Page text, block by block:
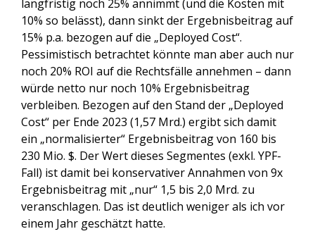
langfristig noch 25% annimmt (und die Kosten mit
10% so belässt), dann sinkt der Ergebnisbeitrag auf
15% p.a. bezogen auf die „Deployed Cost“.
Pessimistisch betrachtet könnte man aber auch nur
noch 20% ROI auf die Rechtsfälle annehmen – dann
würde netto nur noch 10% Ergebnisbeitrag
verbleiben. Bezogen auf den Stand der „Deployed
Cost“ per Ende 2023 (1,57 Mrd.) ergibt sich damit
ein „normalisierter“ Ergebnisbeitrag von 160 bis
230 Mio. $. Der Wert dieses Segmentes (exkl. YPF-
Fall) ist damit bei konservativer Annahmen von 9x
Ergebnisbeitrag mit „nur“ 1,5 bis 2,0 Mrd. zu
veranschlagen. Das ist deutlich weniger als ich vor
einem Jahr geschätzt hatte.